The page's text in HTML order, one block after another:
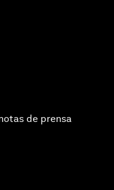
de prensa